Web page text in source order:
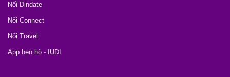
Nối Dindate
Nối Connect
Nối Travel
App hẹn hò - IUDI